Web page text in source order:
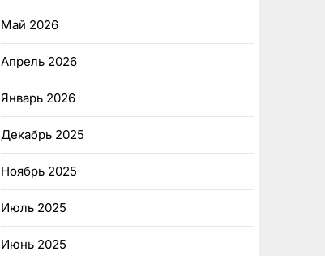
Май 2026
Апрель 2026
Январь 2026
Декабрь 2025
Ноябрь 2025
Июль 2025
Июнь 2025